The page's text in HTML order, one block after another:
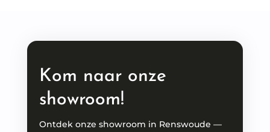
Kom naar onze
showroom!
Ontdek onze showroom in Renswoude —